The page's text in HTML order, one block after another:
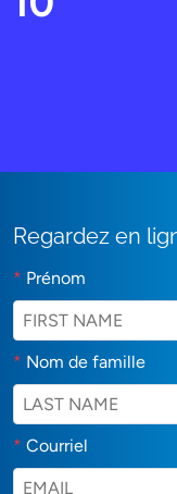
Regardez en
* Prénom
* Nom de famille
* Courriel